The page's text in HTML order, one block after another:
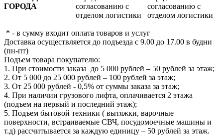
ГОРОДА
согласованию с
отделом логистики
согласованию с
отделом логистики
* - в сумму входит оплата товаров и услуг
Доставка осуществляется до подъезда с 9.00 до 17.00 в будни
(пн-пт)
Подъем товара покупателю:
1. При стоимости заказа до 5 000 рублей – 50 рублей за этаж;
2. От 5 000 до 25 000 рублей – 100 рублей за этаж;
3. От 25 000 рублей - 0,5% от суммы заказа за этаж;
4. При наличии грузового лифта, оплачивается 2 этажа
(подъем на первый и последний этаж);
5. Подъем бытовой техники ( вытяжки, варочные
поверхности, встраиваемые СВЧ, посудомоечные машины и
т.д) рассчитывается за каждую единицу – 50 рублей за этаж.